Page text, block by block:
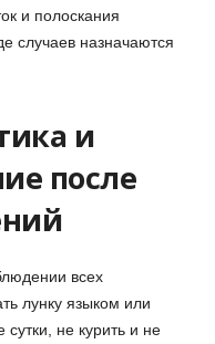
и полоскания
случаев назначаются
и
после
всех
лунку языком или
не курить и не